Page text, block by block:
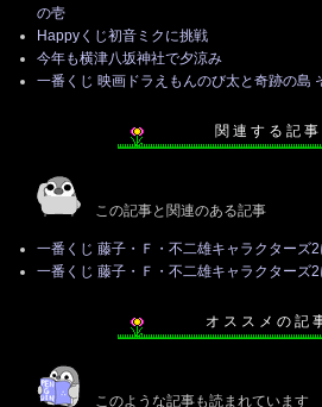
の壱
Happyくじ初音ミクに挑戦
今年も横津八坂神社で夕涼み
一番くじ 映画ドラえもんのび太と奇跡の島
関 連 す る 記 事
この記事と関連のある記事
一番くじ 藤子・Ｆ・不二雄キャラクターズ
一番くじ 藤子・Ｆ・不二雄キャラクターズ
オ ス ス メ の 記
このような記事も読まれています